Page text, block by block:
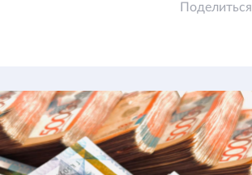
Поделиться